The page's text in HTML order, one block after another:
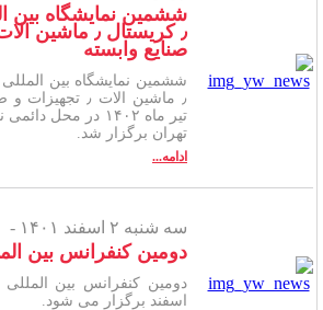
صنایع وابسته
تیر ماه ۱۴۰۲ در محل
تهران برگزار شد.
ادامه...
سه شنبه ۲ اسفند ۱۴۰۱ -
دومین کنفرانس بین
اسفند برگزار می شود.